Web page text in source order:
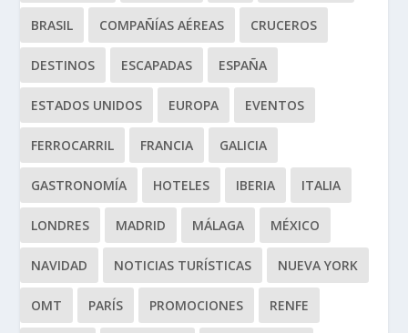
BRASIL COMPAÑÍAS AÉREAS CRUCEROS
DESTINOS ESCAPADAS ESPAÑA
ESTADOS UNIDOS EUROPA EVENTOS
FERROCARRIL FRANCIA GALICIA
GASTRONOMÍA HOTELES IBERIA ITALIA
LONDRES MADRID MÁLAGA MÉXICO
NAVIDAD NOTICIAS TURÍSTICAS NUEVA YORK
OMT PARÍS PROMOCIONES RENFE